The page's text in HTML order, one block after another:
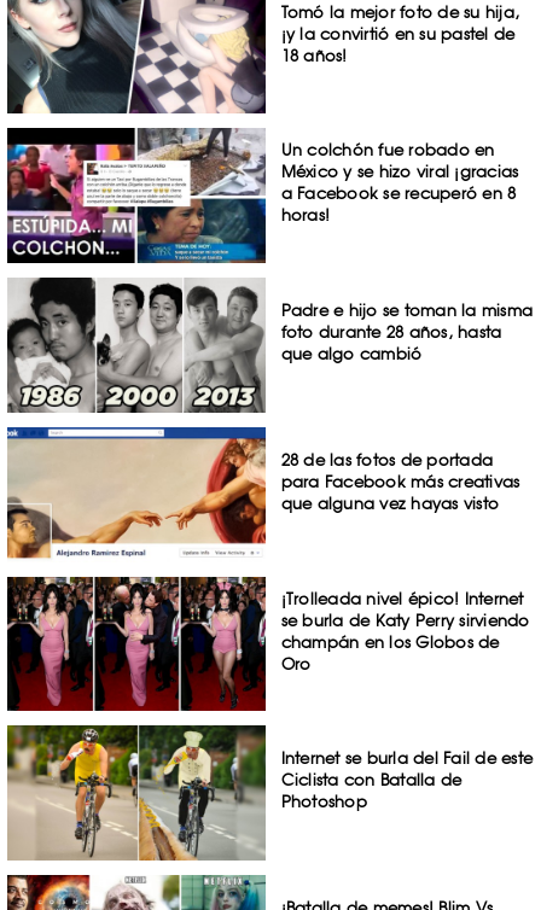
Tomó la mejor foto de su hija,
¡y la convirtió en su pastel de
18 años!
Un colchón fue robado en
México y se hizo viral ¡gracias
a Facebook se recuperó en 8
horas!
Padre e hijo se toman la misma
foto durante 28 años, hasta
que algo cambió
28 de las fotos de portada
para Facebook más creativas
que alguna vez hayas visto
¡Trolleada nivel épico! Internet
se burla de Katy Perry sirviendo
champán en los Globos de
Oro
Internet se burla del Fail de este
Ciclista con Batalla de
Photoshop